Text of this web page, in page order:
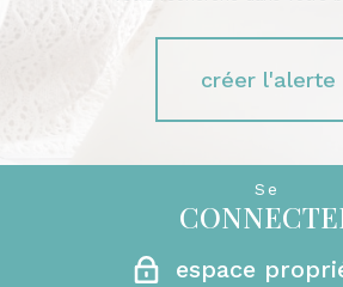
créer l'alerte
Se
espace